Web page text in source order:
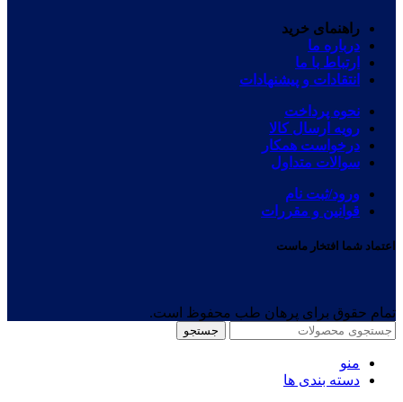
راهنمای خرید
درباره ما
ارتباط با ما
انتقادات و پیشنهادات
نحوه پرداخت
رویه ارسال کالا
درخواست همکار
سوالات متداول
ورود/ثبت نام
قوانین و مقررات
اعتماد شما افتخار ماست
تمام حقوق برای پرهان طب محفوظ است.
جستجو
منو
دسته بندی ها